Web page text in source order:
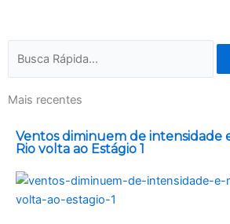
Mais recentes
Ventos diminuem de intensidade
Rio volta ao Estágio 1